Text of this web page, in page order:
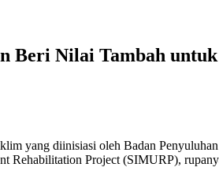
Beri Nilai Tambah untuk
yang diinisiasi oleh Badan
Project (SIMURP),